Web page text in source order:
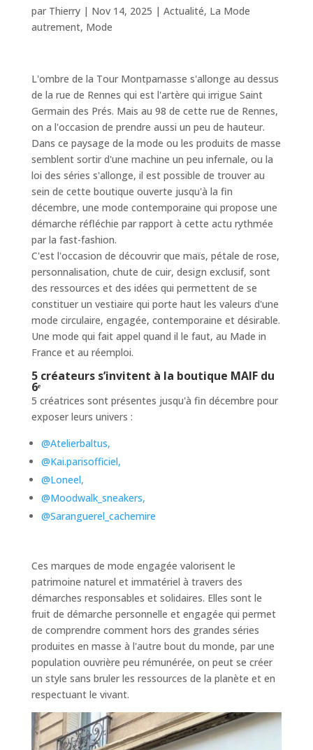
par Thierry| Nov 14, 2025 | Actualité, La Mode
autrement, Mode
L'ombre de la Tour Montparnasse s'allonge au dessus
de la rue de Rennes qui est l'artère qui irrigue Saint
Germain des Prés. Mais au 98 de cette rue de Rennes,
on a l'occasion de prendre aussi un peu de hauteur.
Dans ce paysage de la mode ou les produits de masse
semblent sortir d'une machine un peu infernale, ou la
loi des séries s'allonge, il est possible de trouver au
sein de cette boutique ouverte jusqu'à la fin
décembre, une mode contemporaine qui propose une
démarche réfléchie par rapport à cette actu rythmée
par la fast-fashion.
C'est l'occasion de découvrir que maïs, pétale de rose,
personnalisation, chute de cuir, design exclusif, sont
des ressources et des idées qui permettent de se
constituer un vestiaire qui porte haut les valeurs d'une
mode circulaire, engagée, contemporaine et désirable.
Une mode qui fait appel quand il le faut, au Made in
France et au réemploi.
5 créateurs s’invitent à la boutique MAIF du
6ᵉ
5 créatrices sont présentes jusqu'à fin décembre pour
exposer leurs univers :
@Atelierbaltus,
@Kai.parisofficiel,
@Loneel,
@Moodwalk_sneakers,
@Saranguerel_cachemire
Ces marques de mode engagée valorisent le
patrimoine naturel et immatériel à travers des
démarches responsables et solidaires. Elles sont le
fruit de démarche personnelle et engagée qui permet
de comprendre comment hors des grandes séries
produites en masse à l'autre bout du monde, par une
population ouvrière peu rémunérée, on peut se créer
un style sans bruler les ressources de la planète et en
respectuant le vivant.